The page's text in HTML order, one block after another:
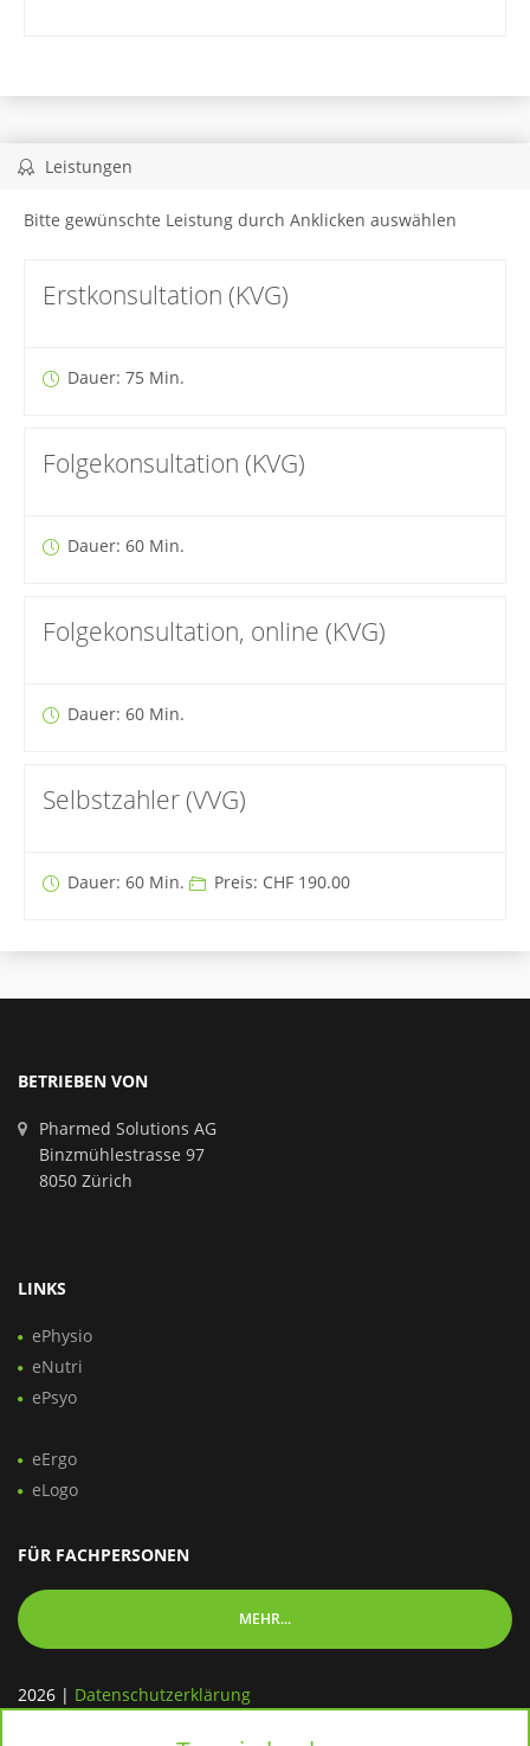
Leistungen
Bitte gewünschte Leistung durch Anklicken auswählen
Erstkonsultation (KVG)
Dauer: 75 Min.
Folgekonsultation (KVG)
Dauer: 60 Min.
Folgekonsultation, online (KVG)
Dauer: 60 Min.
Selbstzahler (VVG)
Dauer: 60 Min. Preis: CHF 190.00
BETRIEBEN VON
Pharmed Solutions AG
Binzmühlestrasse 97
8050 Zürich
LINKS
ePhysio
eNutri
ePsyo
eErgo
eLogo
FÜR FACHPERSONEN
MEHR...
2026 | Datenschutzerklärung